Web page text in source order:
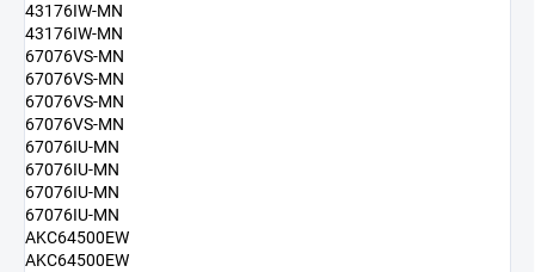
43176IW-MN
43176IW-MN
67076VS-MN
67076VS-MN
67076VS-MN
67076VS-MN
67076IU-MN
67076IU-MN
67076IU-MN
67076IU-MN
AKC64500EW
AKC64500EW